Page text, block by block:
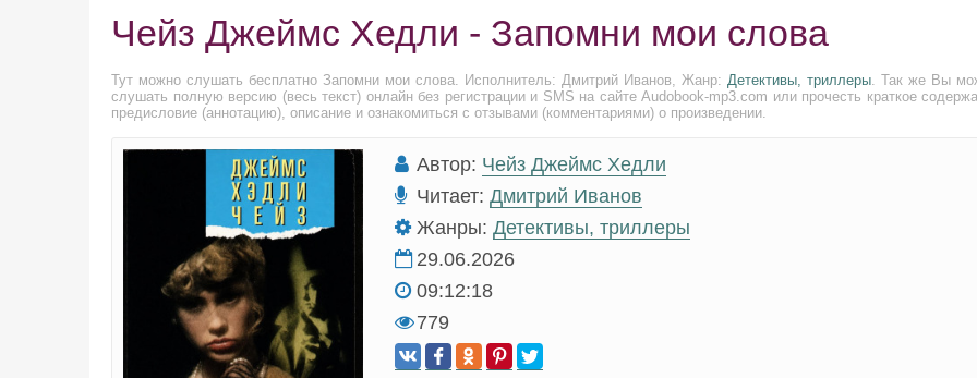
Чейз Джеймс Хедли - Запомни мои слова
Тут можно слушать бесплатно Запомни мои слова. Исполнитель: Дмитрий Иванов, Жанр: Детективы, триллеры. Так же Вы
слушать полную версию (весь текст) онлайн без регистрации и SMS на сайте Audobook-mp3.com или прочесть краткое
предисловие (аннотацию), описание и ознакомиться с отзывами (комментариями) о произведении.
Автор: Чейз Джеймс Хедли
Читает: Дмитрий Иванов
Жанры: Детективы, триллеры
29.06.2026
09:12:18
779